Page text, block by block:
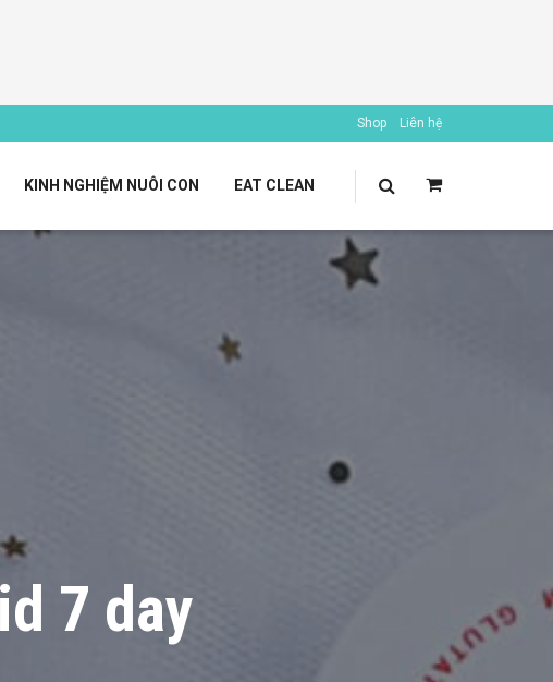
Shop Liên hệ
KINH NGHIỆM NUÔI CON EAT CLEAN
7 day